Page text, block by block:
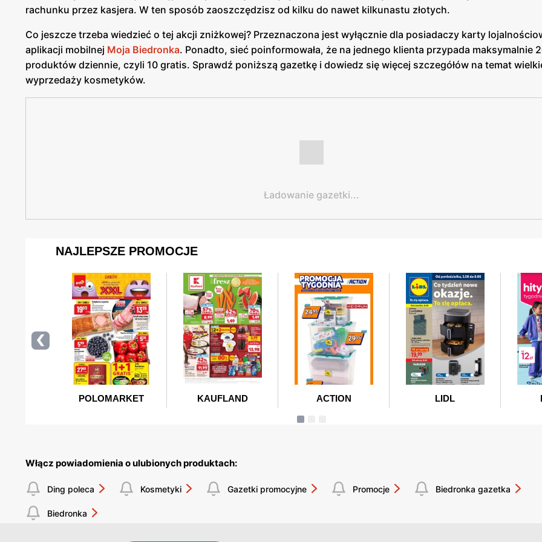
rachunku przez kasjera. W ten sposób zaoszczędzisz od kilku do nawet kilkunastu złotych.
Co jeszcze trzeba wiedzieć o tej akcji zniżkowej? Przeznaczona jest wyłącznie dla posiadaczy karty
aplikacji mobilnej Moja Biedronka. Ponadto, sieć poinformowała, że na jednego klienta przypada maksymalnie
produktów dziennie, czyli 10 gratis. Sprawdź poniższą gazetkę i dowiedz się więcej szczegółów na temat
wyprzedaży kosmetyków.
Ładowanie gazetki...
Włącz powiadomienia o ulubionych produktach:
Ding poleca Kosmetyki Gazetki promocyjne Promocje Biedronka gazetka
Biedronka